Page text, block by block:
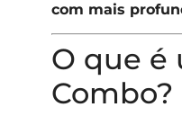
com mais
O que é
Combo?